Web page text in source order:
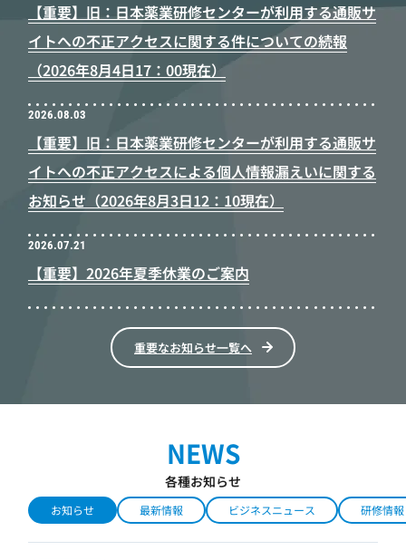
【重要】旧：日本薬業研修センターが利用する通販サ
イトへの不正アクセスに関する件についての続報
（2026年8月4日17：00現在）
2026.08.03
【重要】旧：日本薬業研修センターが利用する通販サ
イトへの不正アクセスによる個人情報漏えいに関する
お知らせ（2026年8月3日12：10現在）
2026.07.21
【重要】2026年夏季休業のご案内
重要なお知らせ一覧へ
NEWS
各種お知らせ
お知らせ 最新情報 ビジネスニュース 研修情報